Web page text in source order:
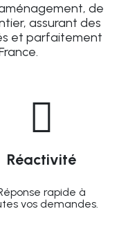
de
assurant des
et parfaitement
Réactivité
rapide à
vos demandes.